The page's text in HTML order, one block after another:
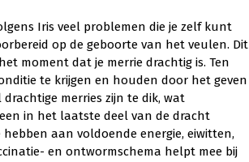
Iris veel problemen die je zelf kunt
op de geboorte van het veulen. Dit
moment dat je merrie drachtig is. Ten
te krijgen en houden door het geven
merries zijn te dik, wat
in het laatste deel van de dracht
aan voldoende energie, eiwitten,
en ontwormschema helpt mee bij